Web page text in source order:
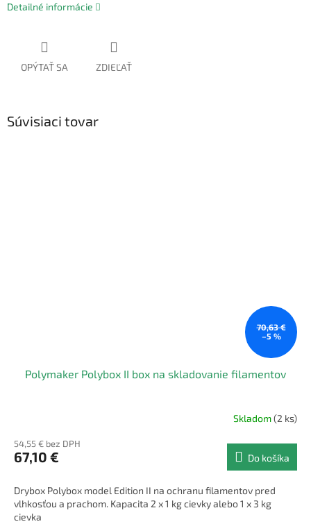
Detailné informácie
OPÝTAŤ SA ZDIEĽAŤ
Súvisiaci tovar
70,63 €
–5 %
Polymaker Polybox II box na skladovanie filamentov
Skladom(2 ks)
54,55 € bez DPH
67,10 € Do košíka
Drybox Polybox model Edition II na ochranu filamentov pred
vlhkosťou a prachom. Kapacita 2 x 1 kg cievky alebo 1 x 3 kg
cievka